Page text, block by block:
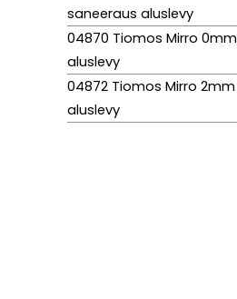
saneeraus aluslevy
04870 Tiomos Mirro 0mm
aluslevy
04872 Tiomos Mirro 2mm
aluslevy